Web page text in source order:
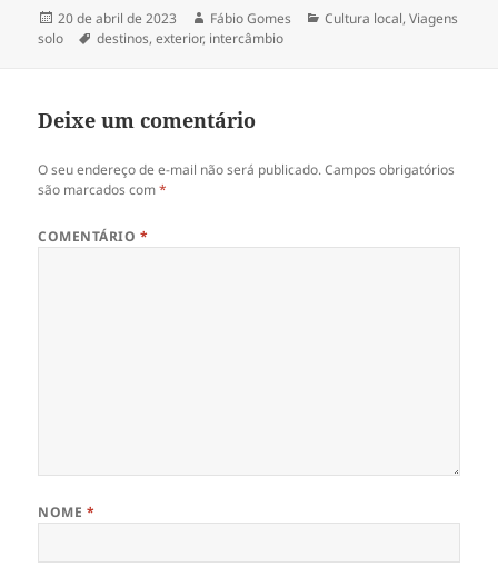
Publicado
em
20 de abril de 2023 Autor
Fábio Gomes Categorias
Cultura local,Viagens
solo
Tags
destinos,exterior, intercâmbio
Deixe um comentário
O seu endereço de e-mail não será publicado. Campos obrigatórios
são marcados com*
COMENTÁRIO *
NOME *